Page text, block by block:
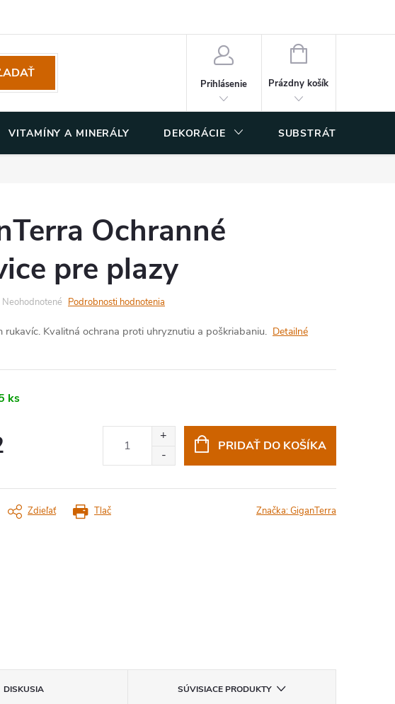
Prihlásenie
NÁKUPNÝ
Prázdny košík
VITAMÍNY A MINERÁLY DEKORÁCIE SUBSTRÁTY
Ochranné
pre plazy
Neohodnotené Podrobnosti hodnotenia
rukavíc. Kvalitná ochrana proti uhryznutiu a poškriabaniu. Detailné
ks
PRIDAŤ DO KOŠÍKA
Tlač
Zdieľať Značka:GiganTerra
DISKUSIA SÚVISIACE PRODUKTY